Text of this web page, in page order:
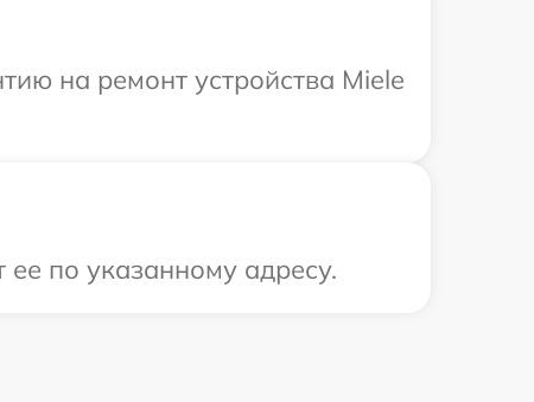
на ремонт устройства Miele
по указанному адресу.